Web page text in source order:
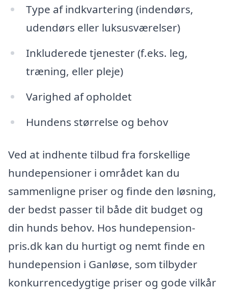
Type af indkvartering (indendørs,
udendørs eller luksusværelser)
Inkluderede tjenester (f.eks. leg,
træning, eller pleje)
Varighed af opholdet
Hundens størrelse og behov
Ved at indhente tilbud fra forskellige
hundepensioner i området kan du
sammenligne priser og finde den løsning,
der bedst passer til både dit budget og
din hunds behov. Hos hundepension-
pris.dk kan du hurtigt og nemt finde en
hundepension i Ganløse, som tilbyder
konkurrencedygtige priser og gode vilkår